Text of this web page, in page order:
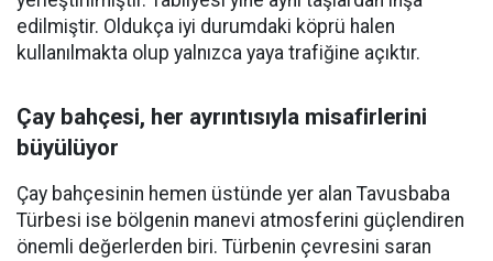
edilmiştir. Oldukça iyi durumdaki köprü halen
kullanılmakta olup yalnızca yaya trafiğine açıktır.
Çay bahçesi, her ayrıntısıyla misafirlerini
büyülüyor
Çay bahçesinin hemen üstünde yer alan Tavusbaba
Türbesi ise bölgenin manevi atmosferini güçlendiren
önemli değerlerden biri. Türbenin çevresini saran